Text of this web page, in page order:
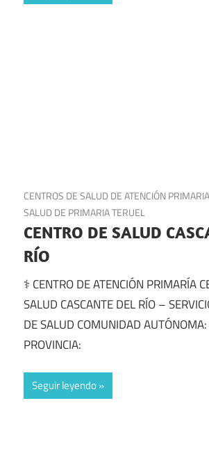
30 de junio de 2025
CENTROS DE SALUD DE ATENCIÓN PRIMARIA
SALUD DE PRIMARIA TERUEL
CENTRO DE SALUD
RÍO
⚕️ CENTRO DE ATENCIÓN PRIMARÍA
SALUD CASCANTE DEL RÍO –
DE SALUD COMUNIDAD
PROVINCIA:
Seguir leyendo